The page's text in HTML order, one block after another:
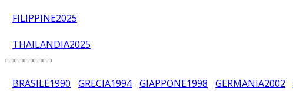
FILIPPINE2025
THAILANDIA2025
BRASILE1990 GRECIA1994 GIAPPONE1998 GERMANIA2002